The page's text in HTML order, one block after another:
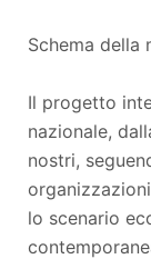
Schema della
Il progetto
nazionale,
nostri,
lo scenario